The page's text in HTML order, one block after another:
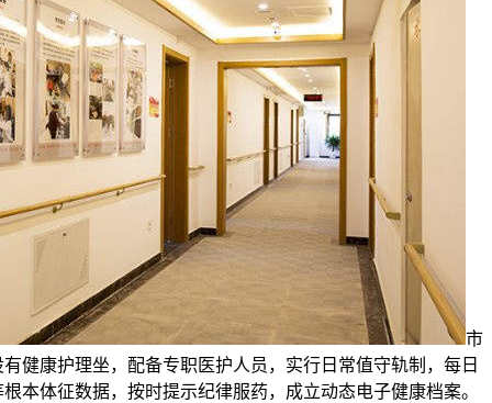
市
健康护理坐，配备专职医护人员，实行日常值守轨制，每日
本体征数据，按时提示纪律服药，成立动态电子健康档案。